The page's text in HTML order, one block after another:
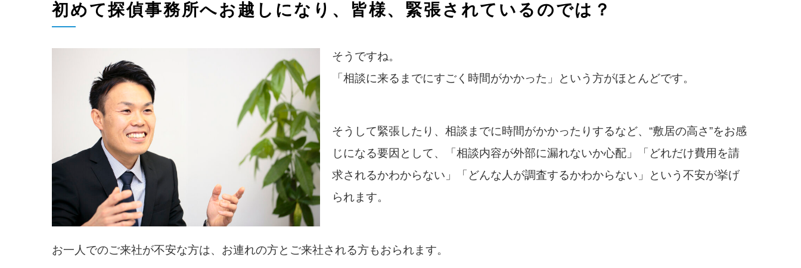
初めて探偵事務所へお越しになり、皆様、緊張されているのでは？
そうですね。
「相談に来るまでにすごく時間がかかった」という方がほとんどです。
そうして緊張したり、相談までに時間がかかったりするなど、“敷居の高さ”をお感
じになる要因として、「相談内容が外部に漏れないか心配」「どれだけ費用を請
求されるかわからない」「どんな人が調査するかわからない」という不安が挙げ
られます。
お一人でのご来社が不安な方は、お連れの方とご来社される方もおられます。